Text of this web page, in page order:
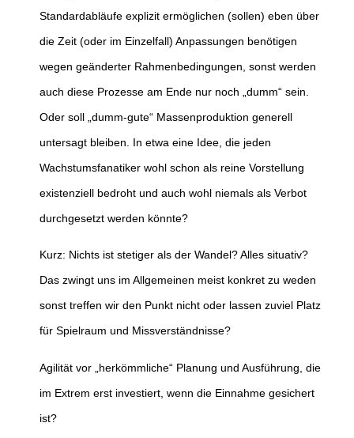
Standardabläufe explizit ermöglichen (sollen) eben über
die Zeit (oder im Einzelfall) Anpassungen benötigen
wegen geänderter Rahmenbedingungen, sonst werden
auch diese Prozesse am Ende nur noch „dumm“ sein.
Oder soll „dumm-gute“ Massenproduktion generell
untersagt bleiben. In etwa eine Idee, die jeden
Wachstumsfanatiker wohl schon als reine Vorstellung
existenziell bedroht und auch wohl niemals als Verbot
durchgesetzt werden könnte?
Kurz: Nichts ist stetiger als der Wandel? Alles situativ?
Das zwingt uns im Allgemeinen meist konkret zu weden
sonst treffen wir den Punkt nicht oder lassen zuviel Platz
für Spielraum und Missverständnisse?
Agilität vor „herkömmliche“ Planung und Ausführung, die
im Extrem erst investiert, wenn die Einnahme gesichert
ist?